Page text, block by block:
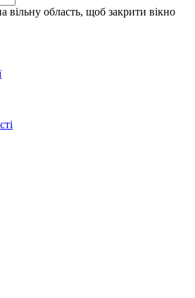
вільну область, щоб закрити вікно